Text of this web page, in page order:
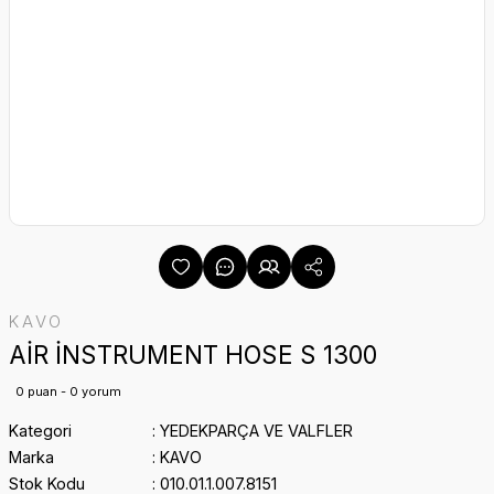
KAVO
AİR İNSTRUMENT HOSE S 1300
0 puan - 0 yorum
Kategori
YEDEKPARÇA VE VALFLER
Marka
KAVO
Stok Kodu
010.01.1.007.8151